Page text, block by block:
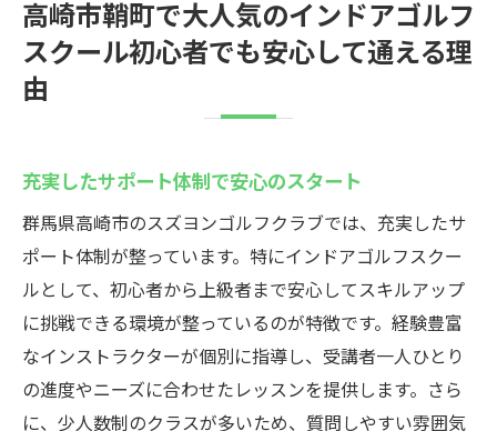
ゴルフの基本を基礎からしっかり学ぶ
スズヨンゴルフクラブが提供する最新インドア
デジタル技術を活用したスイング分析
リアルなコース体験で技術向上
トレーニングの効率を高める最新設備
自宅でも活用できるビデオレッスン
技術向上を支えるデータ分析
短時間でゴルフスキルを向上！スズヨンゴルフ
クラブの魅力に迫る
高崎市鞘町で大人気のインドアゴルフ
スクール初心者でも安心して通える理
由
充実したサポート体制で安心のスタート
群馬県高崎市のスズヨンゴルフクラブでは、充実したサ
ポート体制が整っています。特にインドアゴルフスクー
ルとして、初心者から上級者まで安心してスキルアップ
に挑戦できる環境が整っているのが特徴です。経験豊富
なインストラクターが個別に指導し、受講者一人ひとり
の進度やニーズに合わせたレッスンを提供します。さら
に、少人数制のクラスが多いため、質問しやすい雰囲気